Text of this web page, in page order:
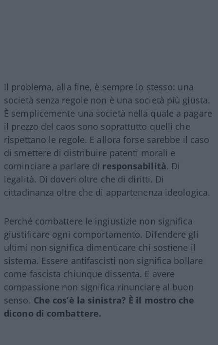
Il problema, alla fine, è sempre lo stesso: una
società senza regole non è una società più giusta.
È semplicemente una società nella quale a pagare
il prezzo del caos sono soprattutto quelli che
rispettano le regole. E allora forse sarebbe il caso
di smettere di distribuire patenti morali e
cominciare a parlare di responsabilità. Di
legalità. Di doveri oltre che di diritti. Di
cittadinanza oltre che di appartenenza ideologica.
Perché combattere le ingiustizie non significa
giustificare ogni comportamento. Difendere gli
ultimi non significa dimenticare chi sostiene il
sistema. Essere antifascisti non significa bollare
come fascista chiunque dissenta. E avere
compassione non significa rinunciare al buon
senso. Che cos’è la sinistra? È il mostro che
dicono di combattere.